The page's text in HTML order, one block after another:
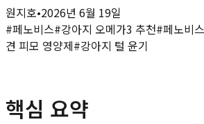
원지호•2026년 6월 19일
#페노비스#강아지 오메가3 추천#페노비
견 피모 영양제#강아지 털 윤기
핵심 요약